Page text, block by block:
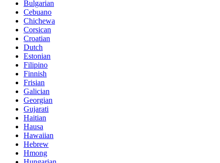
Bulgarian
Cebuano
Chichewa
Corsican
Croatian
Dutch
Estonian
Filipino
Finnish
Frisian
Galician
Georgian
Gujarati
Haitian
Hausa
Hawaiian
Hebrew
Hmong